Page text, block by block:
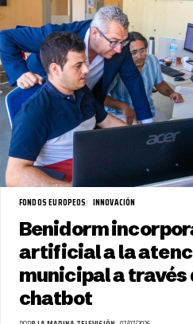
FONDOS EUROPEOS INNOVACIÓN
Benidorm
artificial a la
municipal a través
chatbot